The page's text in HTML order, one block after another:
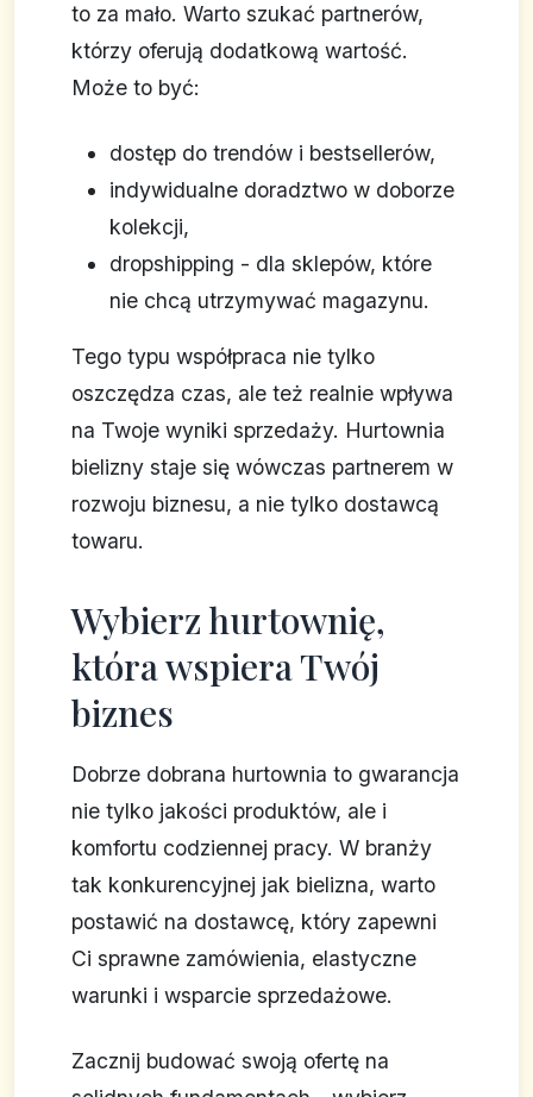
to za mało. Warto szukać partnerów,
którzy oferują dodatkową wartość.
Może to być:
dostęp do trendów i bestsellerów,
indywidualne doradztwo w doborze
kolekcji,
dropshipping - dla sklepów, które
nie chcą utrzymywać magazynu.
Tego typu współpraca nie tylko
oszczędza czas, ale też realnie wpływa
na Twoje wyniki sprzedaży. Hurtownia
bielizny staje się wówczas partnerem w
rozwoju biznesu, a nie tylko dostawcą
towaru.
Wybierz hurtownię,
która wspiera Twój
biznes
Dobrze dobrana hurtownia to gwarancja
nie tylko jakości produktów, ale i
komfortu codziennej pracy. W branży
tak konkurencyjnej jak bielizna, warto
postawić na dostawcę, który zapewni
Ci sprawne zamówienia, elastyczne
warunki i wsparcie sprzedażowe.
Zacznij budować swoją ofertę na